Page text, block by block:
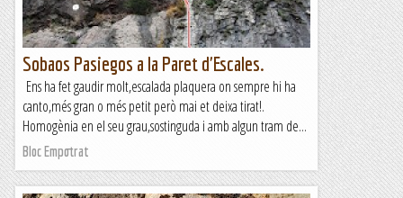
Sobaos Pasiegos a la Paret d'Escales.
Ens ha fet gaudir molt,escalada plaquera on sempre hi ha
canto,més gran o més petit però mai et deixa tirat!.
Homogènia en el seu grau,sostinguda i amb algun tram de...
Bloc Empotrat